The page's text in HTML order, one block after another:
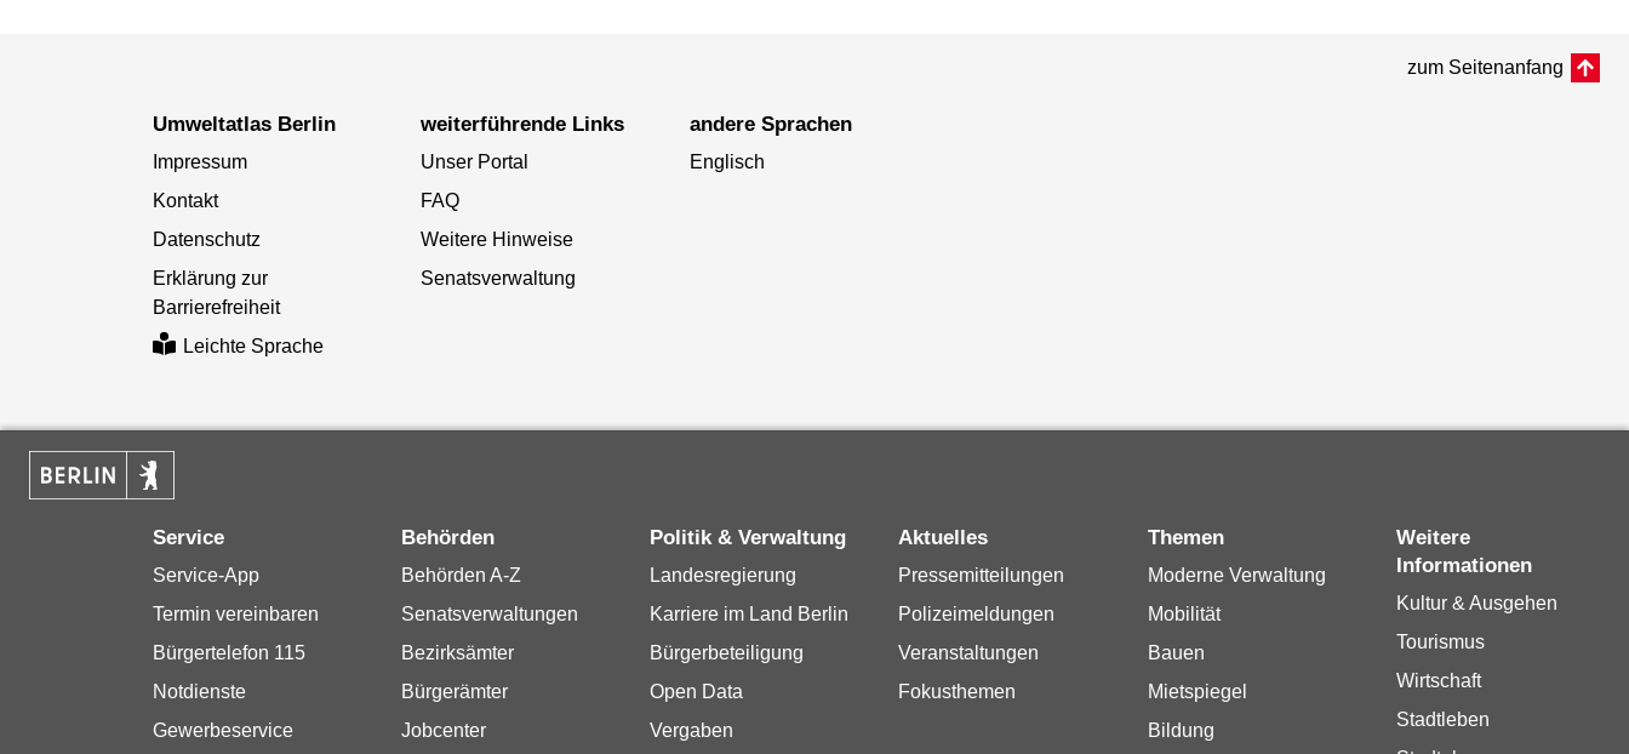
zum Seitenanfang
Umweltatlas Berlin
Impressum
Kontakt
Datenschutz
Erklärung zur
Barrierefreiheit
Leichte Sprache
weiterführende Links
Unser Portal
FAQ
Weitere Hinweise
Senatsverwaltung
andere Sprachen
Englisch
Service
Service-App
Termin vereinbaren
Bürgertelefon 115
Notdienste
Gewerbeservice
Behörden
Behörden A-Z
Senatsverwaltungen
Bezirksämter
Bürgerämter
Jobcenter
Politik & Verwaltung
Landesregierung
Karriere im Land Berlin
Bürgerbeteiligung
Open Data
Vergaben
Aktuelles
Pressemitteilungen
Polizeimeldungen
Veranstaltungen
Fokusthemen
Themen
Moderne Verwaltung
Mobilität
Bauen
Mietspiegel
Bildung
Weitere
Informationen
Kultur & Ausgehen
Tourismus
Wirtschaft
Stadtleben